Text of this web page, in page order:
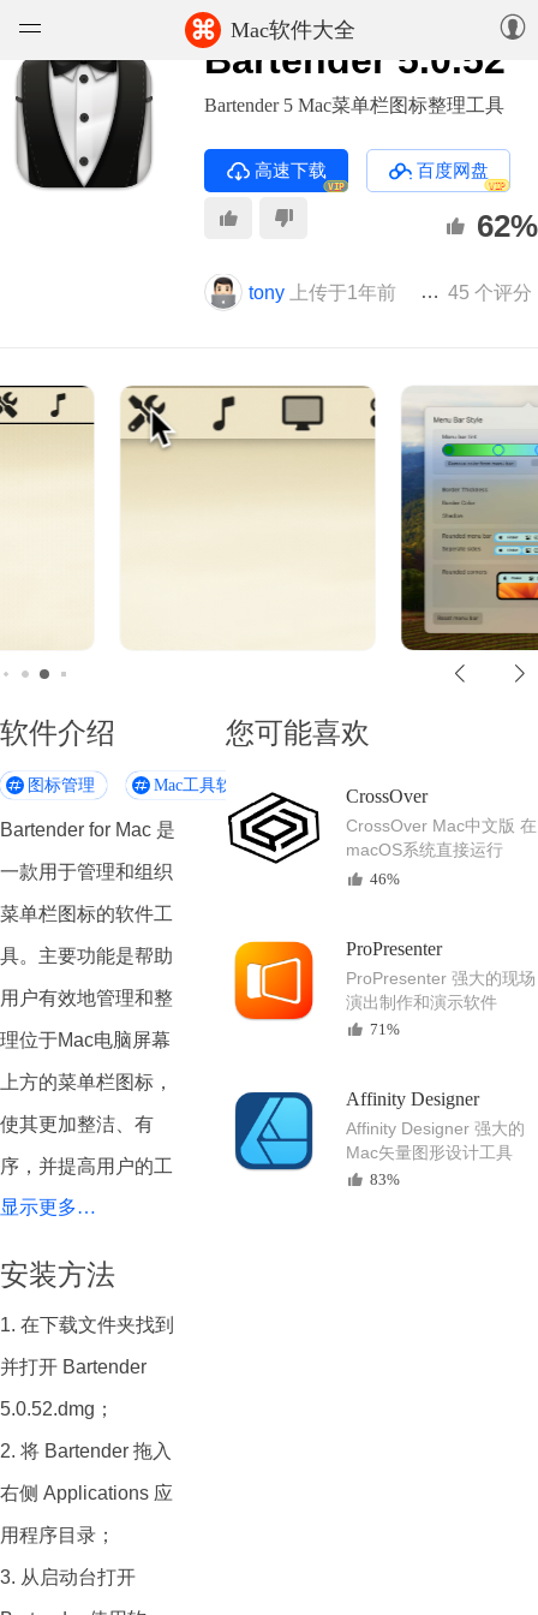
⌘ Mac软件大全
软件
游戏
上传
Bartender 5.0.52
Bartender 5 Mac菜单栏图标整理工具
高速下载
VIP
百度网盘
VIP
62%
tony 上传于1年前 版本 5.0.52
45 个评分
软件介绍
图标管理 Mac工具软件
Bartender for Mac 是
一款用于管理和组织
菜单栏图标的软件工
具。主要功能是帮助
用户有效地管理和整
理位于Mac电脑屏幕
上方的菜单栏图标，
使其更加整洁、有
序，并提高用户的工
作效率。
隐藏不常用的菜单栏
图标，从而减少屏幕
上的混乱感，保持界
面的整洁。用户可以
通过Bartender 轻松
自定义哪些图标始终
显示，哪些图标被隐
藏，并可以在需要时
显示更多…
安装方法
1. 在下载文件夹找到
并打开 Bartender
5.0.52.dmg；
2. 将 Bartender 拖入
右侧 Applications 应
用程序目录；
3. 从启动台打开
您可能喜欢
CrossOver
CrossOver Mac中文版 在
macOS系统直接运行
Windows程序
46%
ProPresenter
ProPresenter 强大的现场
演出制作和演示软件
71%
Affinity Designer
Affinity Designer 强大的
Mac矢量图形设计工具
83%